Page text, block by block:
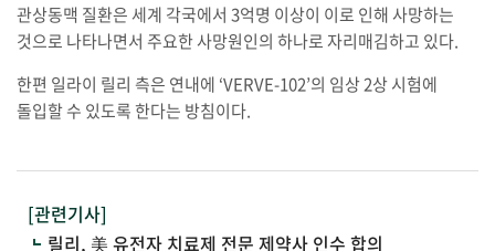
관상동맥 질환은 세계 각국에서 3억명 이상이 이로 인해 사망하는
것으로 나타나면서 주요한 사망원인의 하나로 자리매김하고 있다.
한편 일라이 릴리 측은 연내에 ‘VERVE-102’의 임상 2상 시험에
돌입할 수 있도록 한다는 방침이다.
[관련기사]
릴리, 美 유전자 치료제 전문 제약사 인수 합의